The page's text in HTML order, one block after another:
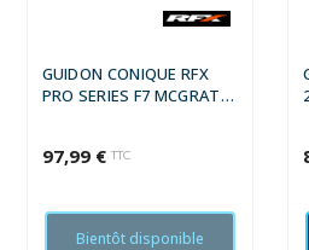
GUIDON CONIQUE RFX
PRO SERIES F7 MCGRATH
97,99 € TTC
Bientôt disponible